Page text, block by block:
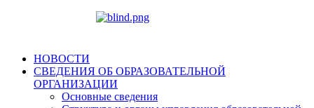
НОВОСТИ
СВЕДЕНИЯ ОБ ОБРАЗОВАТЕЛЬНОЙ
ОРГАНИЗАЦИИ
Основные сведения